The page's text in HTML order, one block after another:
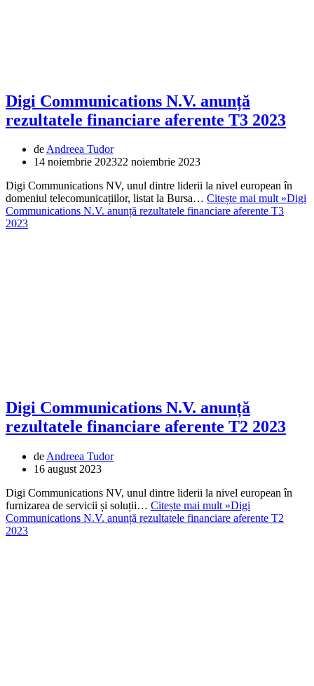
Digi Communications N.V. anunță
rezultatele financiare aferente T3 2023
deAndreea Tudor
14 noiembrie 202322 noiembrie 2023
Digi Communications NV, unul dintre liderii la nivel european în
domeniul telecomunicațiilor, listat la Bursa… Citește mai mult »Digi
Communications N.V. anunță rezultatele financiare aferente T3
2023
Digi Communications N.V. anunță
rezultatele financiare aferente T2 2023
de Andreea Tudor
16 august 2023
Digi Communications NV, unul dintre liderii la nivel european în
furnizarea de servicii și soluții… Citește mai mult »Digi
Communications N.V. anunță rezultatele financiare aferente T2
2023